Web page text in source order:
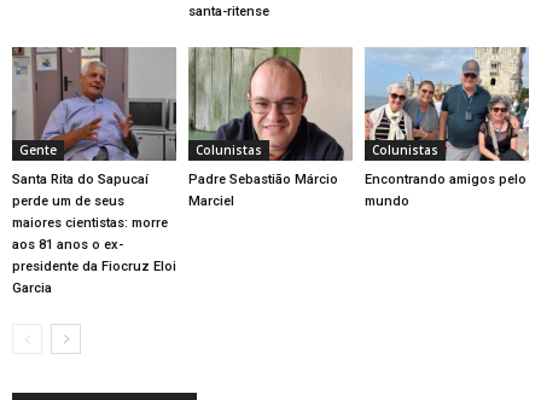
santa-ritense
Gente
Santa Rita do Sapucaí
perde um de seus
maiores cientistas: morre
aos 81 anos o ex-
presidente da Fiocruz Eloi
Garcia
Colunistas
Padre Sebastião Márcio
Marciel
Colunistas
Encontrando amigos pelo
mundo